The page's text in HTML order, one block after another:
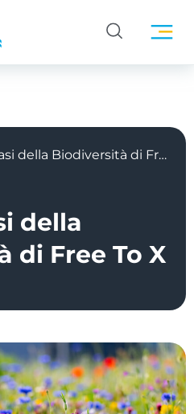
Nasce l’Oasi della Biodiversità di Free To X
della
di Free To X